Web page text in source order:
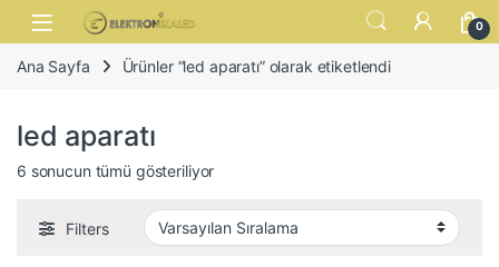
Skip to navigation
Skip to content
Open 0
Ana Sayfa Ürünler “led aparatı” olarak etiketlendi
led aparatı
6 sonucun tümü gösteriliyor
Filters